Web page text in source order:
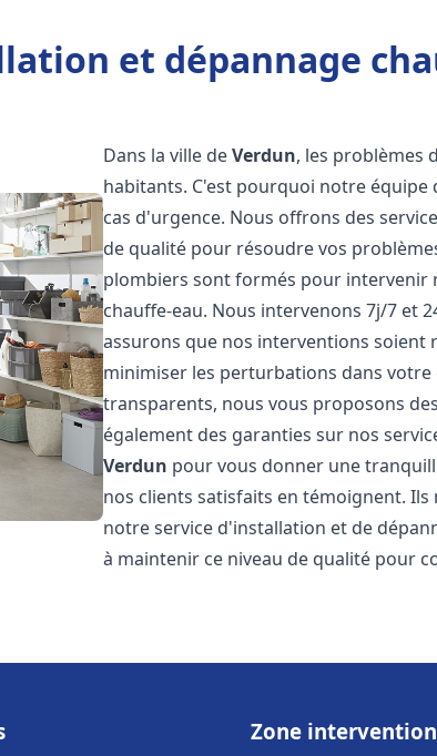
et dépannage
Dans la ville deVerdun, les problèmes
habitants. C'est pourquoi notre
cas d'urgence. Nous offrons des
de qualité pour résoudre vos
plombiers sont formés pour intervenir
chauffe-eau. Nous intervenons 7j/7 et
assurons que nos interventions soient
minimiser les perturbations dans
transparents, nous vous proposons
également des garanties sur nos
Verdun pour vous donner une
nos clients satisfaits en témoignent.
notre service d'installation et de
à maintenir ce niveau de qualité pour
Zone intervention